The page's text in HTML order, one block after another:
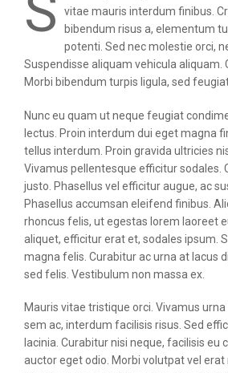
vitae mauris interdum finibus.
bibendum risus a, elementum
potenti. Sed nec molestie orci,
Suspendisse aliquam vehicula aliquam.
Morbi bibendum turpis ligula, sed
Nunc eu quam ut neque feugiat
lectus. Proin interdum dui eget magna
tellus interdum. Proin gravida ultricies
Vivamus pellentesque efficitur sodales.
justo. Phasellus vel efficitur augue, ac
Phasellus accumsan eleifend finibus.
rhoncus felis, ut egestas lorem laoreet
aliquet, efficitur erat et, sodales ipsum.
magna felis. Curabitur ac urna at lacus
sed felis. Vestibulum non massa ex.
Mauris vitae tristique orci. Vivamus
sem ac, interdum facilisis risus. Sed
lacinia. Curabitur nisi neque, facilisis eu
auctor eget odio. Morbi volutpat vel erat